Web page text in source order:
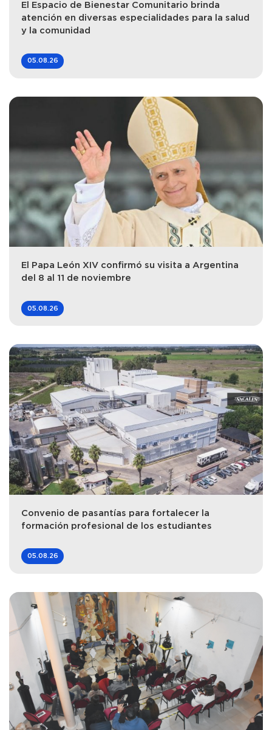
El Espacio de Bienestar Comunitario brinda
atención en diversas especialidades para la salud
y la comunidad
05.08.26
El Papa León XIV confirmó su visita a Argentina
del 8 al 11 de noviembre
05.08.26
Convenio de pasantías para fortalecer la
formación profesional de los estudiantes
05.08.26